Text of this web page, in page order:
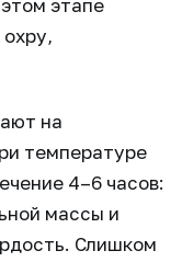
этапе
на
температуре
4–6 часов:
массы и
Слишком